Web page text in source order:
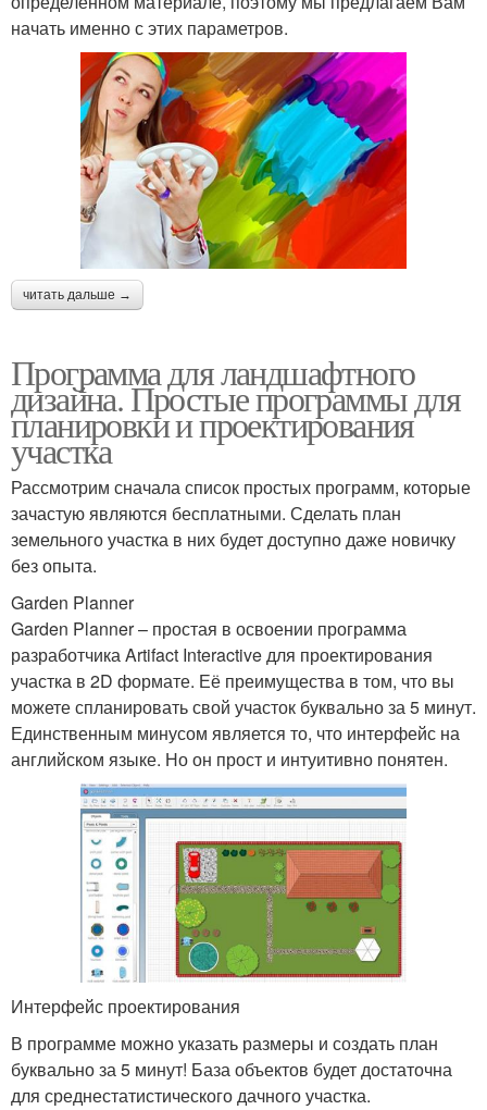
начать именно с этих параметров.
читать дальше →
Программа для ландшафтного
дизайна. Простые программы для
планировки и проектирования
участка
Рассмотрим сначала список простых программ, которые
зачастую являются бесплатными. Сделать план
земельного участка в них будет доступно даже новичку
без опыта.
Garden Planner
Garden Planner – простая в освоении программа
разработчика Artifact Interactive для проектирования
участка в 2D формате. Её преимущества в том, что вы
можете спланировать свой участок буквально за 5 минут.
Единственным минусом является то, что интерфейс на
английском языке. Но он прост и интуитивно понятен.
Интерфейс проектирования
В программе можно указать размеры и создать план
буквально за 5 минут! База объектов будет достаточна
для среднестатистического дачного участка.